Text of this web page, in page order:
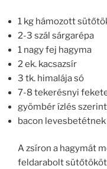
1 kg hámozott
2-3 szál sárgarépa
1 nagy fej hagyma
2 ek. kacsazsír
3 tk. himalája só
7-8 tekerésnyi
gyömbér ízlés szerint
bacon levesbetétnek
A zsíron a hagymát
feldarabolt